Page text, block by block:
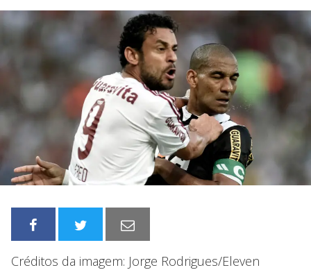
Créditos da imagem: Jorge Rodrigues/Eleven